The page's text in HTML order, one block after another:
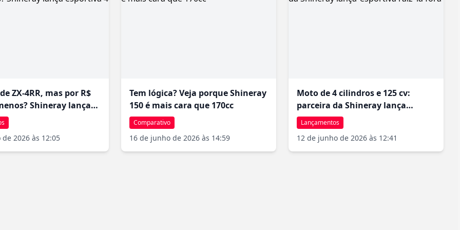
ZX-4RR, mas por R$
Shineray lança
cilindros
2026 às 12:05
Tem lógica? Veja porque Shineray
150 é mais cara que 170cc
Comparativo
16 de junho de 2026 às 14:59
Moto de 4 cilindros e 125 cv:
parceira da Shineray lança
‘esportiva raiz’ lá fora
Lançamentos
12 de junho de 2026 às 12:41